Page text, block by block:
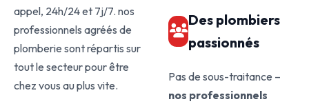
appel, 24h/24 et 7j/7. nos
professionnels agréés de
plomberie sont répartis sur
tout le secteur pour être
chez vous au plus vite.
Des plombiers
passionnés
Pas de sous-traitance –
nos professionnels